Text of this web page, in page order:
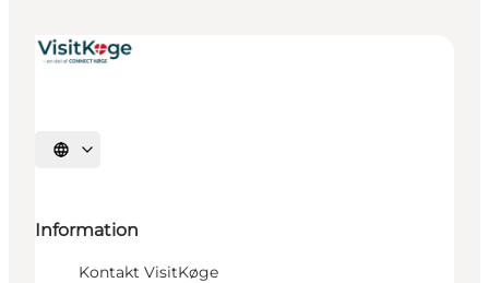
Vælg sprog
Information
Kontakt VisitKøge